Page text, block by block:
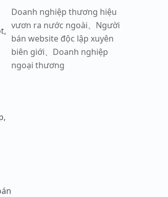
Doanh nghiệp thương hiệu
vươn ra nước ngoài、Người
bán website độc lập xuyên
biên giới、Doanh nghiệp
ngoại thương